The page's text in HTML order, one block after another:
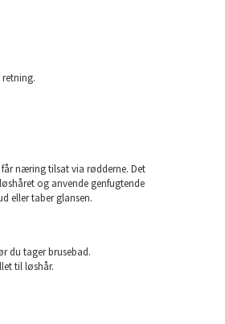
næring tilsat via rødderne. Det
og anvende genfugtende
eller taber glansen.
du tager brusebad.
til løshår.